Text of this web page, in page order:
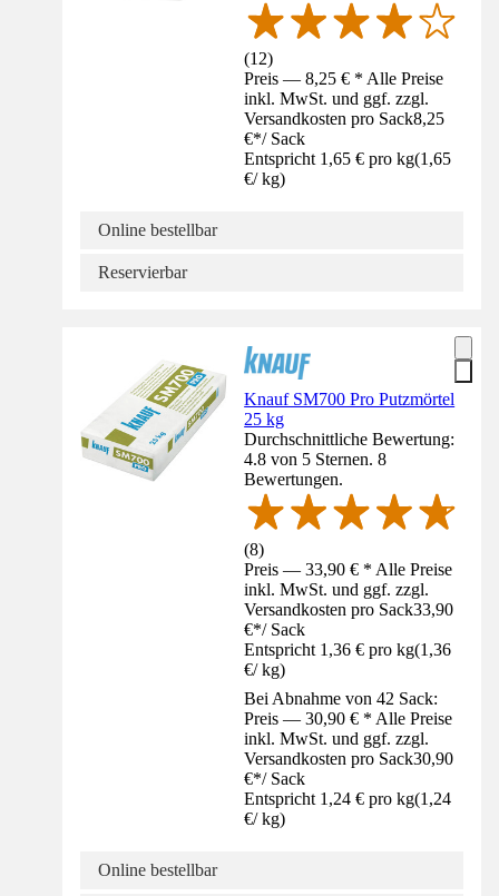
(12)
Preis — 8,25 € * Alle Preise
inkl. MwSt. und ggf. zzgl.
Versandkosten pro Sack8,25
€*/ Sack
Entspricht 1,65 € pro kg(1,65
€/ kg)
Online bestellbar
Reservierbar
Knauf SM700 Pro Putzmörtel
25 kg
Durchschnittliche Bewertung:
4.8 von 5 Sternen. 8
Bewertungen.
(8)
Preis — 33,90 € * Alle Preise
inkl. MwSt. und ggf. zzgl.
Versandkosten pro Sack33,90
€*/ Sack
Entspricht 1,36 € pro kg(1,36
€/ kg)
Bei Abnahme von 42 Sack:
Preis — 30,90 € * Alle Preise
inkl. MwSt. und ggf. zzgl.
Versandkosten pro Sack30,90
€*/ Sack
Entspricht 1,24 € pro kg(1,24
€/ kg)
Online bestellbar